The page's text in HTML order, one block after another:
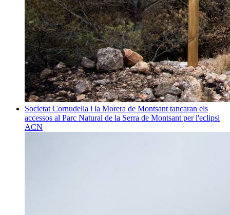
Societat Cornudella i la Morera de Montsant tancaran els
accessos al Parc Natural de la Serra de Montsant per l'eclipsi
ACN